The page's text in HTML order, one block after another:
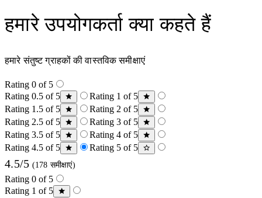
हमारे उपयोगकर्ता क्या कहते हैं
हमारे संतुष्ट ग्राहकों की वास्तविक समीक्षाएं
Rating 0 of 5
Rating 0.5 of 5
Rating 1 of 5
Rating 1.5 of 5
Rating 2 of 5
Rating 2.5 of 5
Rating 3 of 5
Rating 3.5 of 5
Rating 4 of 5
Rating 4.5 of 5
Rating 5 of 5
4.5/5 (178 समीक्षाएं)
Rating 0 of 5
Rating 1 of 5